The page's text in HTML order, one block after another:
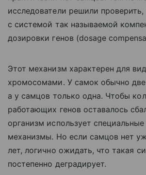
исследователи решили
с системой так называемой
дозировки генов (dosage
Этот механизм характерен для
хромосомами. У самок обычно
а у самцов только одна. Чтобы
работающих генов оставалось
организм использует
механизмы. Но если самцов нет
лет, логично ожидать, что такая
постепенно деградирует.